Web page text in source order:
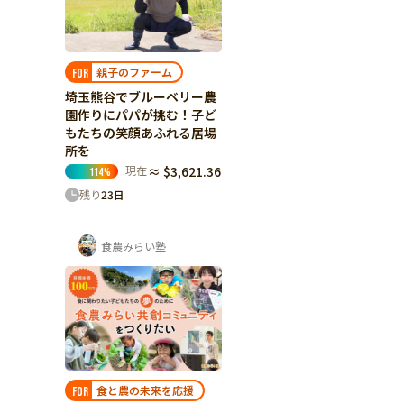
FOR 親子のファーム
埼玉熊谷でブルーベリー農
園作りにパパが挑む！子ど
もたちの笑顔あふれる居場
所を
114% 現在 ≈ $3,621.36
残り23日
食農みらい塾
FOR 食と農の未来を応援